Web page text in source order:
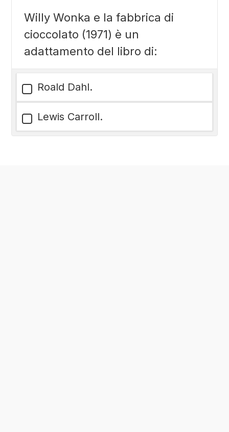
Willy Wonka e la fabbrica di
cioccolato (1971) è un
adattamento del libro di:
Roald Dahl.
Lewis Carroll.